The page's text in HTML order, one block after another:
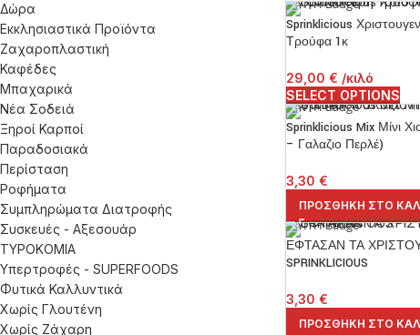
Δώρα
Εκκλησιαστικά Προϊόντα
Ζαχαροπλαστική
Καφέδες
Μπαχαρικά
Νέα Σοδειά
Ξηροί Καρποί
Παραδοσιακά
Περίσταση
Ροφήματα
Συμπληρώματα Διατροφής
Συσκευές - Αξεσουάρ
ΤΥΡΟΚΟΜΙΑ
Υπερτροφές - SUPERFOODS
Φυτικά Καλλυντικά
Χωρίς Γλουτένη
Χωρίς Ζάχαρη
Sprinklicious
Τρούφα 1κ
29,00 € /κιλό
SELECT OPTIONS
Sprinklicious Mix Μίνι
– Γαλαζιο Περλέ)
3,30 €
ΠΡΟΣΘΉΚΗ ΣΤΟ
ΕΦΤΑΣΑΝ ΤΑ
SPRINKLICIOUS
3,30 €
ΠΡΟΣΘΉΚΗ ΣΤΟ